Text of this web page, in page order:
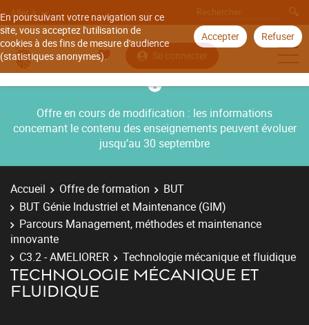
En poursuivant votre navigation sur ce
site, vous acceptez l'utilisation de
cookies à des fins de mesure d'audience
(statistiques anonymes).
Accepter Refuser
Aller à
Se connecter
Offre en cours de modification : les informations
concernant le contenu des enseignements peuvent évoluer
jusqu’au 30 septembre
Accueil Offre de formation
BUT
BUT Génie Industriel et Maintenance (GIM)
Parcours Management, méthodes et maintenance
innovante
C3.2 - AMELIORER
Technologie mécanique et fluidique
TECHNOLOGIE MÉCANIQUE ET
FLUIDIQUE